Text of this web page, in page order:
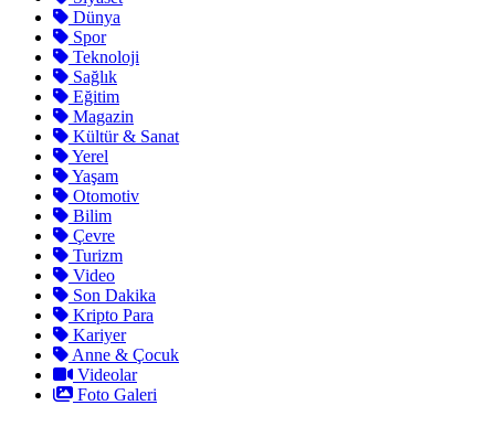
Dünya
Spor
Teknoloji
Sağlık
Eğitim
Magazin
Kültür & Sanat
Yerel
Yaşam
Otomotiv
Bilim
Çevre
Turizm
Video
Son Dakika
Kripto Para
Kariyer
Anne & Çocuk
Videolar
Foto Galeri